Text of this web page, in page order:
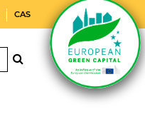
CAS